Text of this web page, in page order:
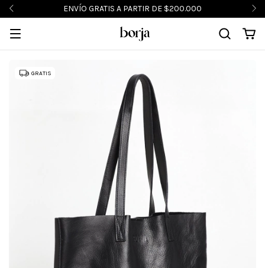
ENVÍO GRATIS A PARTIR DE $200.000
GRATIS